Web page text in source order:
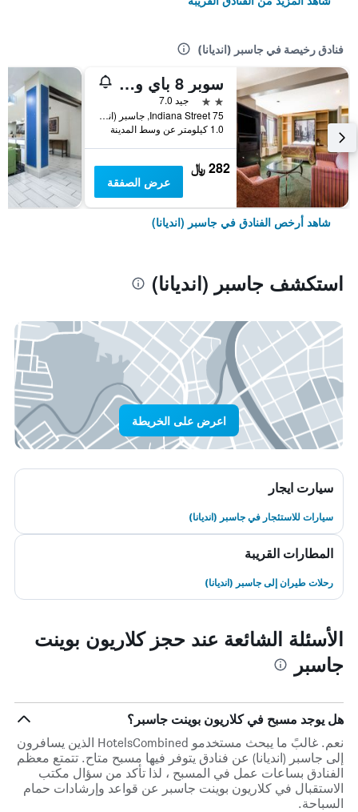
فنادق رخيصة في جاسبر (انديانا)
سوبر 8 باي ويندام جاسبر
2 نجمتين
جيد 7.0
75 Indiana Street, جاسبر (انديانا), IN, الولايات المتحدة الأميريكية
1.0 كيلومتر عن وسط المدينة
282 ﷼
عرض الصفقة
شاهد أرخص الفنادق في جاسبر (انديانا)
استكشف جاسبر (انديانا)
اعرض على الخريطة
سيارت ايجار
سيارات للاستئجار في جاسبر (انديانا)
المطارات القريبة
رحلات طيران إلى جاسبر (انديانا)
الأسئلة الشائعة عند حجز كلاريون بوينت
جاسبر
هل يوجد مسبح في كلاريون بوينت جاسبر؟
نعم. غالبً ما يبحث مستخدمو HotelsCombined الذين يسافرون
إلى جاسبر (انديانا) عن فنادق يتوفر فيها مسبح متاح. تتمتع معظم
الفنادق بساعات عمل في المسبح ، لذا تأكد من سؤال مكتب
الاستقبال في كلاريون بوينت جاسبر عن قواعد وإرشادات حمام
السباحة.